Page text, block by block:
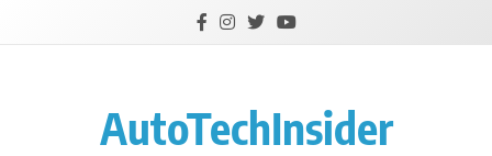
AutoTechInsider